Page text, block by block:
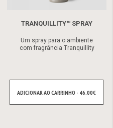
TRANQUILLITY™ SPRAY
Um spray para o ambiente
com fragrância Tranquillity
ADICIONAR AO CARRINHO - 46.00€